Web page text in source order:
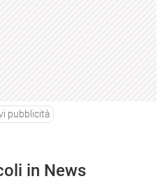
pubblicità
in News